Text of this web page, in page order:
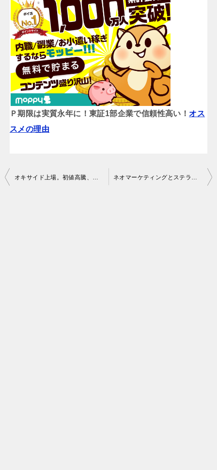
Ｐ期限は実質永年に！東証1部企業で信頼性高い！オス
スメの理由
投
オキサイド上場。初値高騰、セカンダリーも高騰！ ネオマーケティングとステラファーマのBB開始時点、初値予想